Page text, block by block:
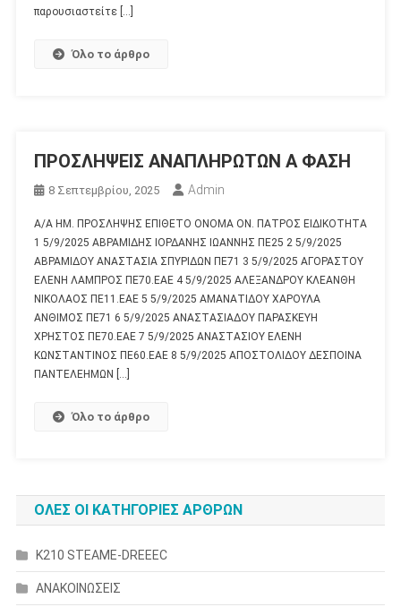
παρουσιαστείτε […]
Όλο το άρθρο
ΠΡΟΣΛΗΨΕΙΣ ΑΝΑΠΛΗΡΩΤΩΝ Α ΦΑΣΗ
8 Σεπτεμβρίου, 2025 Admin
Α/Α ΗΜ. ΠΡΟΣΛΗΨΗΣ ΕΠΙΘΕΤΟ ΟΝΟΜΑ ΟΝ. ΠΑΤΡOΣ ΕΙΔΙΚΟΤΗΤΑ
1 5/9/2025 ΑΒΡΑΜΙΔΗΣ ΙΟΡΔΑΝΗΣ ΙΩΑΝΝΗΣ ΠΕ25 2 5/9/2025
ΑΒΡΑΜΙΔΟΥ ΑΝΑΣΤΑΣΙΑ ΣΠΥΡΙΔΩΝ ΠΕ71 3 5/9/2025 ΑΓΟΡΑΣΤΟΥ
ΕΛΕΝΗ ΛΑΜΠΡΟΣ ΠΕ70.ΕΑΕ 4 5/9/2025 ΑΛΕΞΑΝΔΡΟΥ ΚΛΕΑΝΘΗ
ΝΙΚΟΛΑΟΣ ΠΕ11.ΕΑΕ 5 5/9/2025 ΑΜΑΝΑΤΙΔΟΥ ΧΑΡΟΥΛΑ
ΑΝΘΙΜΟΣ ΠΕ71 6 5/9/2025 ΑΝΑΣΤΑΣΙΑΔΟΥ ΠΑΡΑΣΚΕΥΗ
ΧΡΗΣΤΟΣ ΠΕ70.ΕΑΕ 7 5/9/2025 ΑΝΑΣΤΑΣΙΟΥ ΕΛΕΝΗ
ΚΩΝΣΤΑΝΤΙΝΟΣ ΠΕ60.ΕΑΕ 8 5/9/2025 ΑΠΟΣΤΟΛΙΔΟΥ ΔΕΣΠΟΙΝΑ
ΠΑΝΤΕΛΕΗΜΩΝ […]
Όλο το άρθρο
ΟΛΕΣ ΟΙ ΚΑΤΗΓΟΡΙΕΣ ΑΡΘΡΩΝ
K210 STEAME-DREEEC
ΑΝΑΚΟΙΝΩΣΕΙΣ